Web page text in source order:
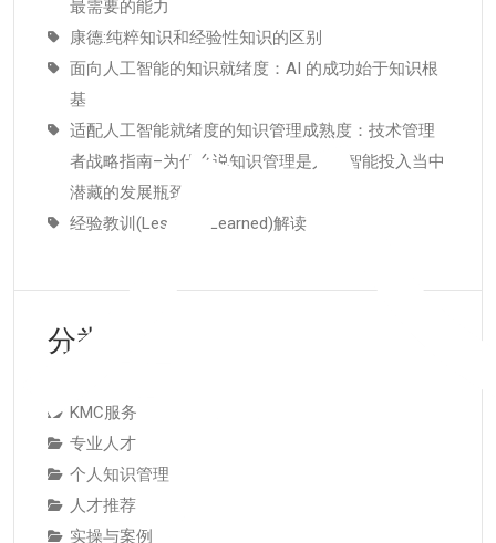
最需要的能力
康德:纯粹知识和经验性知识的区别
面向人工智能的知识就绪度：AI 的成功始于知识根
基
适配人工智能就绪度的知识管理成熟度：技术管理
者战略指南–为什么说知识管理是人工智能投入当中
潜藏的发展瓶颈
经验教训(Lessons Learned)解读
分类
KMC服务
专业人才
个人知识管理
人才推荐
实操与案例